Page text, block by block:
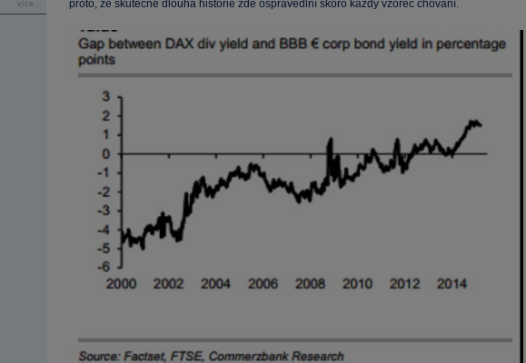
více...
proto, že skutečně dlouhá historie zde ospravedlní skoro každý vzorec chování.